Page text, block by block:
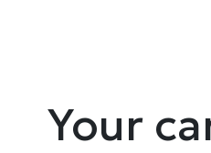
Your